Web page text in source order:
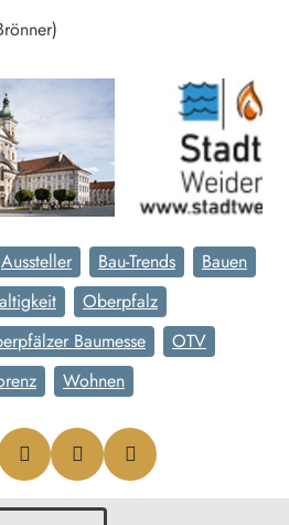
Aussteller Bau-Trends
Bauen
Oberpfalz
Baumesse
OTV
Wohnen